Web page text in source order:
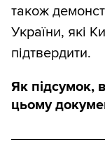
також
України, які
підтвердити.
Як підсумок,
цьому